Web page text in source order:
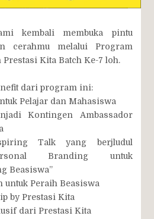
kembali membuka pintu
cerahmu melalui Program
Kita Batch Ke-7 loh.
dari program ini:
Pelajar dan Mahasiswa
Kontingen Ambassador
Talk yang berjludul
Branding untuk
Beasiswa”
untuk Peraih Beasiswa
by Prestasi Kita
dari Prestasi Kita